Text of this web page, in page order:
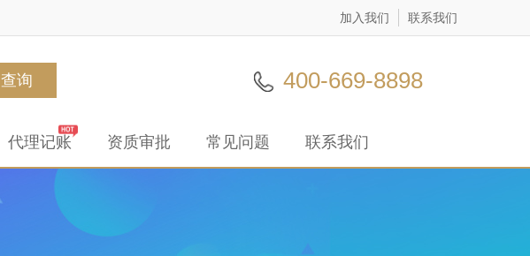
加入我们 联系我们
400-669-8898
查询
代理记账 资质审批 常见问题 联系我们